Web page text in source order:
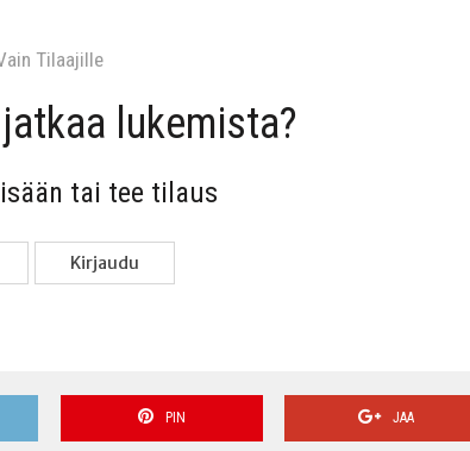
Tilaa­jil­le
lukemista?
tai tee tilaus
Kir­jau­du
PIN JAA